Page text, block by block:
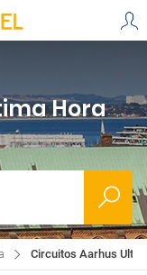
Hora
Circuitos Aarhus